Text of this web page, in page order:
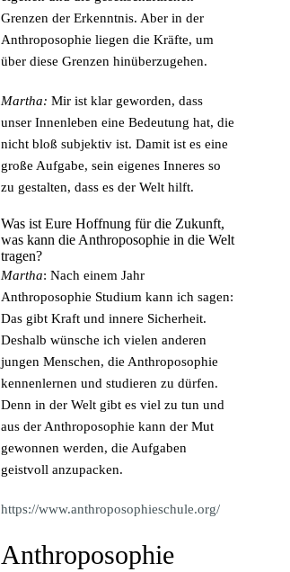
Grenzen der Erkenntnis. Aber in der
Anthroposophie liegen die Kräfte, um
über diese Grenzen hinüberzugehen.
Martha: Mir ist klar geworden, dass
unser Innenleben eine Bedeutung hat, die
nicht bloß subjektiv ist. Damit ist es eine
große Aufgabe, sein eigenes Inneres so
zu gestalten, dass es der Welt hilft.
Was ist Eure Hoffnung für die Zukunft,
was kann die Anthroposophie in die Welt
tragen?
Martha: Nach einem Jahr
Anthroposophie Studium kann ich sagen:
Das gibt Kraft und innere Sicherheit.
Deshalb wünsche ich vielen anderen
jungen Menschen, die Anthroposophie
kennenlernen und studieren zu dürfen.
Denn in der Welt gibt es viel zu tun und
aus der Anthroposophie kann der Mut
gewonnen werden, die Aufgaben
geistvoll anzupacken.
https://www.anthroposophieschule.org/
Anthroposophie